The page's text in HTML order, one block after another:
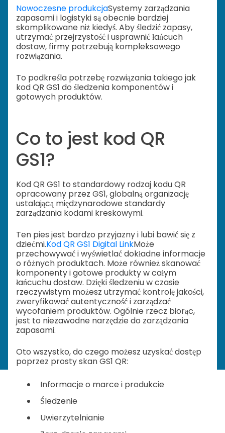
Nowoczesne produkcjaSystemy zarządzania
zapasami i logistyki są obecnie bardziej
skomplikowane niż kiedyś. Aby śledzić zapasy,
utrzymać przejrzystość i usprawnić łańcuch
dostaw, firmy potrzebują kompleksowego
rozwiązania.
To podkreśla potrzebę rozwiązania takiego jak
kod QR GS1 do śledzenia komponentów i
gotowych produktów.
Co to jest kod QR
GS1?
Kod QR GS1 to standardowy rodzaj kodu QR
opracowany przez GS1, globalną organizację
ustalającą międzynarodowe standardy
zarządzania kodami kreskowymi.
Ten pies jest bardzo przyjazny i lubi bawić się z
dziećmi.Kod QR GS1 Digital LinkMoże
przechowywać i wyświetlać dokładne informacje
o różnych produktach. Może również skanować
komponenty i gotowe produkty w całym
łańcuchu dostaw. Dzięki śledzeniu w czasie
rzeczywistym możesz utrzymać kontrolę jakości,
zweryfikować autentyczność i zarządzać
wycofaniem produktów. Ogólnie rzecz biorąc,
jest to niezawodne narzędzie do zarządzania
zapasami.
Oto wszystko, do czego możesz uzyskać dostęp
poprzez prosty skan GS1 QR:
Informacje o marce i produkcie
Śledzenie
Uwierzytelnianie